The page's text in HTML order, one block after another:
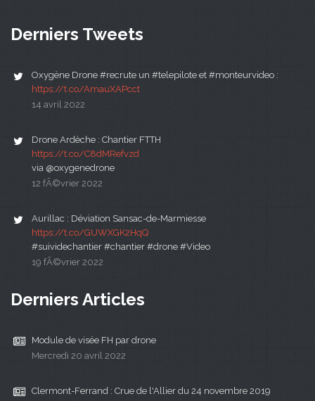
Derniers Tweets
Oxygène Drone #recrute un #telepilote et #monteurvideo :
https://t.co/AmauXAPcct
14 avril 2022
Drone Ardèche : Chantier FTTH
https://t.co/C8dMRefvzd
via @oxygenedrone
12 fÃ©vrier 2022
Aurillac : Déviation Sansac-de-Marmiesse
https://t.co/GUWXGK2HqQ
#suividechantier #chantier #drone #Video
19 fÃ©vrier 2022
Derniers Articles
Module de visée FH par drone
Mercredi 20 avril 2022
Clermont-Ferrand : Crue de l'Allier du 24 novembre 2019